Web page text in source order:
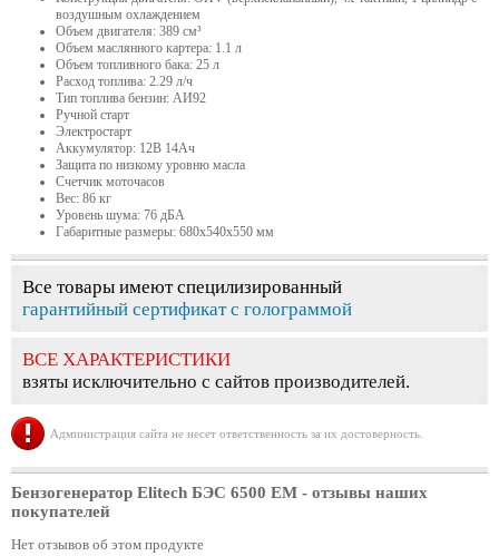
воздушным оxлаждением
Объем двигателя: 389 см³
Объем маслянного картера: 1.1 л
Объем топливного бака: 25 л
Расход топлива: 2.29 л/ч
Тип топлива бензин: АИ92
Ручной старт
Электростарт
Аккумулятор: 12В 14Ач
Защита по низкому уровню масла
Счетчик моточасов
Вес: 86 кг
Уровень шума: 76 дБА
Габаритные размеры: 680x540x550 мм
Все товары имеют специлизированный
гарантийный сертификат с голограммой
ВСЕ ХАРАКТЕРИСТИКИ
взяты исключительно с сайтов производителей.
Администрация сайта не несет ответственность за их достоверность.
Бензогенератор Elitech БЭС 6500 ЕМ - отзывы наших
покупателей
Нет отзывов об этом продукте